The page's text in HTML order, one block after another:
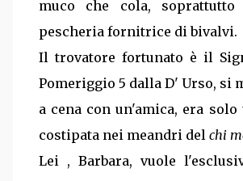
muco che cola,
pescheria fornitrice di bivalvi.
Il trovatore fortunato è il
Pomeriggio 5 dalla D' Urso, si
a cena con un'amica, era
costipata nei meandri del chi
Lei , Barbara, vuole